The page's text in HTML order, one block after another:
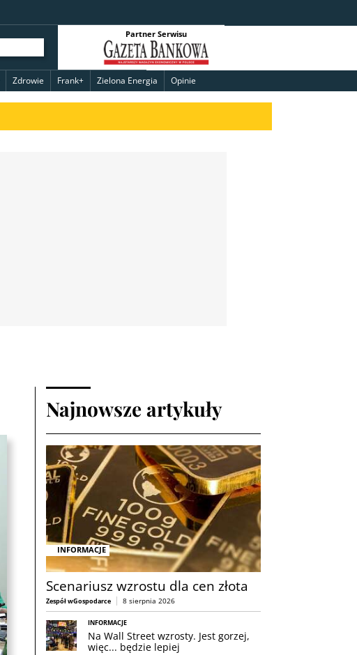
Partner Serwisu
Zdrowie Frank+ Zielona Energia Opinie
Najnowsze artykuły
INFORMACJE
Scenariusz wzrostu dla cen złota
Zespół wGospodarce 8 sierpnia 2026
INFORMACJE
Na Wall Street wzrosty. Jest gorzej,
więc... będzie lepiej